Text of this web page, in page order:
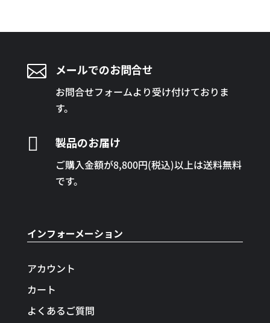
 メールでのお問合せ
お問合せフォームより受け付けておりま
す。
 製品のお届け
ご購入金額が8,800円(税込)以上は送料無料
です。
インフォーメーション
アカウント
カート
よくあるご質問